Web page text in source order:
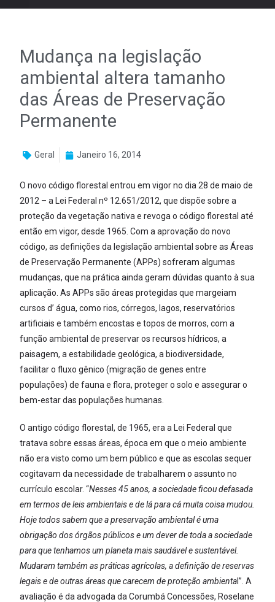
Mudança na legislação
ambiental altera tamanho
das Áreas de Preservação
Permanente
Geral Janeiro 16, 2014
O novo código florestal entrou em vigor no dia 28 de maio de
2012 – a Lei Federal nº 12.651/2012, que dispõe sobre a
proteção da vegetação nativa e revoga o código florestal até
então em vigor, desde 1965. Com a aprovação do novo
código, as definições da legislação ambiental sobre as Áreas
de Preservação Permanente (APPs) sofreram algumas
mudanças, que na prática ainda geram dúvidas quanto à sua
aplicação. As APPs são áreas protegidas que margeiam
cursos d’ água, como rios, córregos, lagos, reservatórios
artificiais e também encostas e topos de morros, com a
função ambiental de preservar os recursos hídricos, a
paisagem, a estabilidade geológica, a biodiversidade,
facilitar o fluxo gênico (migração de genes entre
populações) de fauna e flora, proteger o solo e assegurar o
bem-estar das populações humanas.
O antigo código florestal, de 1965, era a Lei Federal que
tratava sobre essas áreas, época em que o meio ambiente
não era visto como um bem público e que as escolas sequer
cogitavam da necessidade de trabalharem o assunto no
currículo escolar. “Nesses 45 anos, a sociedade ficou defasada
em termos de leis ambientais e de lá para cá muita coisa mudou.
Hoje todos sabem que a preservação ambiental é uma
obrigação dos órgãos públicos e um dever de toda a sociedade
para que tenhamos um planeta mais saudável e sustentável.
Mudaram também as práticas agrícolas, a definição de reservas
legais e de outras áreas que carecem de proteção ambiental”. A
avaliação é da advogada da Corumbá Concessões, Roselane